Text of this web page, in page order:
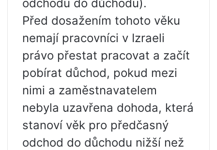
odchodu do důchodu).
Před dosažením tohoto věku
nemají pracovníci v Izraeli
právo přestat pracovat a začít
pobírat důchod, pokud mezi
nimi a zaměstnavatelem
nebyla uzavřena dohoda, která
stanoví věk pro předčasný
odchod do důchodu nižší než